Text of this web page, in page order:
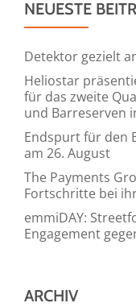
NEUESTE
Detektor gezielt
Heliostar
für das zweite
und Barreserven
Endspurt für den
am 26. August
The Payments
Fortschritte bei
emmiDAY:
Engagement
ARCHIV